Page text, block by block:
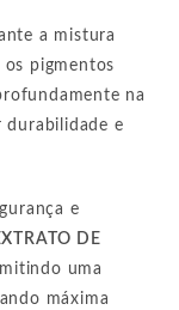
a mistura
os pigmentos
na
durabilidade e
e
DE
uma
máxima